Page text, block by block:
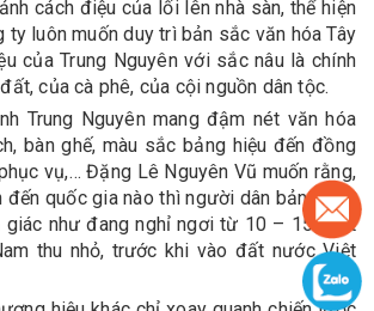
cách điệu của lối lên nhà sàn, thể hiện
ty luôn muốn duy trì bản sắc văn hóa Tây
của Trung Nguyên với sắc nâu là chính
của cà phê, của cội nguồn dân tộc.
Trung Nguyên mang đậm nét văn hóa
bàn ghế, màu sắc bảng hiệu đến đồng
vụ,… Đặng Lê Nguyên Vũ muốn rằng,
đến quốc gia nào thì người dân bản địa ở
như đang nghỉ ngơi từ 10 – 15 phút
thu nhỏ, trước khi vào đất nước Việt